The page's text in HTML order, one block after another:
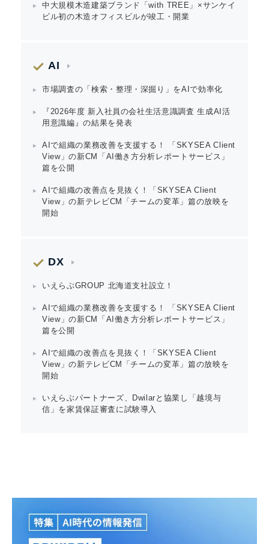
中大規模木造建築ブランド「with TREE」×サンケイ
ビル初の木造オフィスビルが竣工・開業
AI
市場調査の「検索・整理・深掘り」をAIで効率化
『2026年度 新入社員の会社生活意識調査 生成AI活
用意識編』の結果を発表
AIで組織の業務改善を支援する！ 「SKYSEA Client
View」の新CM「AI働き方分析レポートサービス」
篇を公開
AIで組織の改善点を見抜く！「SKYSEA Client
View」の新テレビCM「チームの変革」篇の放映を
開始
DX
いえらぶGROUP 北海道支社設立！
AIで組織の業務改善を支援する！ 「SKYSEA Client
View」の新CM「AI働き方分析レポートサービス」
篇を公開
AIで組織の改善点を見抜く！「SKYSEA Client
View」の新テレビCM「チームの変革」篇の放映を
開始
いえらぶパートナーズ、Dwilarと協業し「越境与
信」を家賃保証審査に試験導入